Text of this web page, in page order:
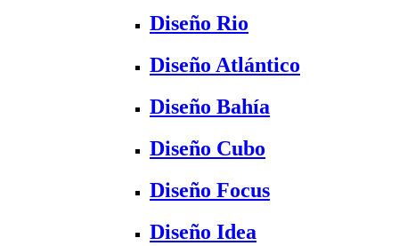
Diseño Rio
Diseño Atlántico
Diseño Bahía
Diseño Cubo
Diseño Focus
Diseño Idea